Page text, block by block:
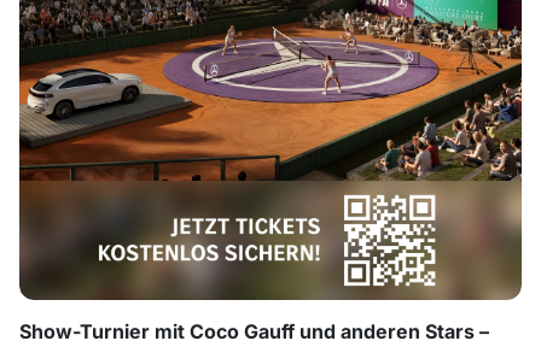
Show-Turnier mit Coco Gauff und anderen Stars –